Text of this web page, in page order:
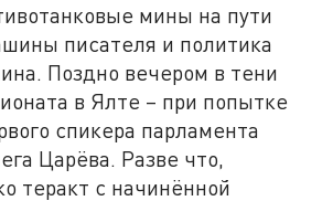
мины на пути
писателя и политика
Поздно вечером в тени
в Ялте – при попытке
спикера парламента
Царёва. Разве что,
теракт с начинённой